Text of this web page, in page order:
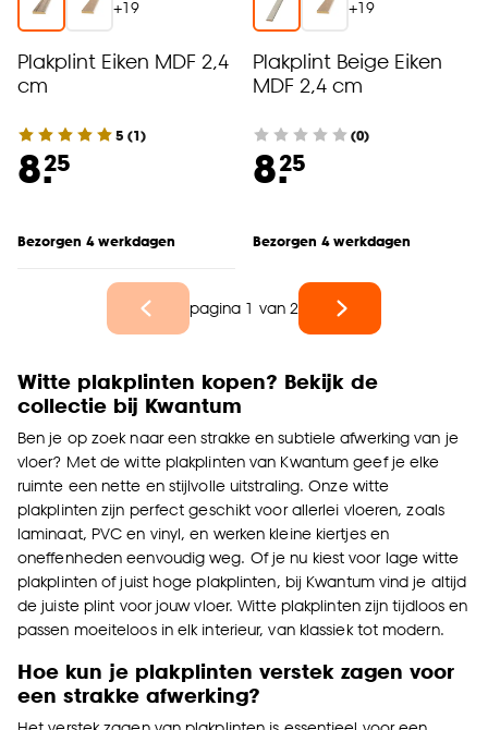
+19
Plakplint Eiken MDF 2,4
cm
5 (1)
8.25
Bezorgen 4 werkdagen
+19
Plakplint Beige Eiken
MDF 2,4 cm
(0)
8.25
Bezorgen 4 werkdagen
pagina 1 van 2
Witte plakplinten kopen? Bekijk de
collectie bij Kwantum
Ben je op zoek naar een strakke en subtiele afwerking van je
vloer? Met de witte plakplinten van Kwantum geef je elke
ruimte een nette en stijlvolle uitstraling. Onze witte
plakplinten zijn perfect geschikt voor allerlei vloeren, zoals
laminaat, PVC en vinyl, en werken kleine kiertjes en
oneffenheden eenvoudig weg. Of je nu kiest voor lage witte
plakplinten of juist hoge plakplinten, bij Kwantum vind je altijd
de juiste plint voor jouw vloer. Witte plakplinten zijn tijdloos en
passen moeiteloos in elk interieur, van klassiek tot modern.
Hoe kun je plakplinten verstek zagen voor
een strakke afwerking?